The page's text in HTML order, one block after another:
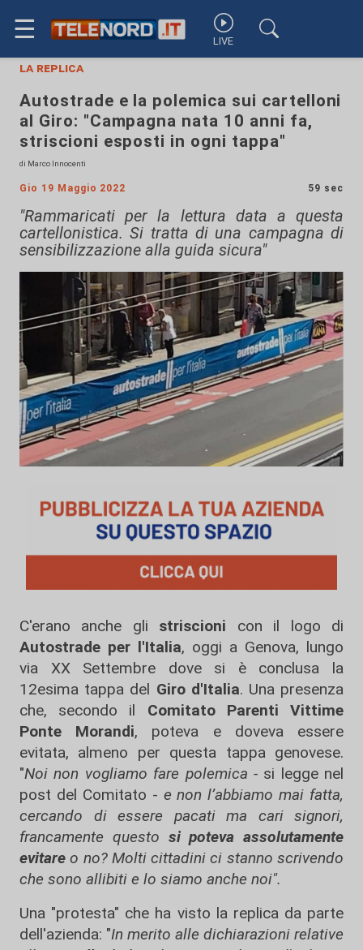
☰ LIVE
la replica
Autostrade e la polemica sui cartelloni
al Giro: "Campagna nata 10 anni fa,
striscioni esposti in ogni tappa"
di Marco Innocenti
Gio 19 Maggio 2022 59 sec
"Rammaricati per la lettura data a questa
cartellonistica. Si tratta di una campagna di
sensibilizzazione alla guida sicura"
C'erano anche gli striscioni con il logo di
Autostrade per l'Italia, oggi a Genova, lungo
via XX Settembre dove si è conclusa la
12esima tappa del Giro d'Italia. Una presenza
che, secondo il Comitato Parenti Vittime
Ponte Morandi, poteva e doveva essere
evitata, almeno per questa tappa genovese.
"Noi non vogliamo fare polemica -si legge nel
post del Comitato - e non l’abbiamo mai fatta,
cercando di essere pacati ma cari signori,
francamente questo si poteva assolutamente
evitare o no? Molti cittadini ci stanno scrivendo
che sono allibiti e lo siamo anche noi".
Una "protesta" che ha visto la replica da parte
dell'azienda: "In merito alle dichiarazioni relative